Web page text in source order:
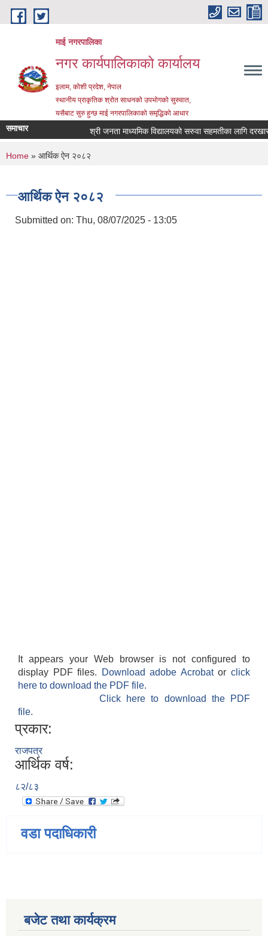
Skip to main content
माई नगरपालिका
नगर कार्यपालिकाको कार्यालय
इलाम, कोशी प्रदेश, नेपाल
स्थानीय प्राकृतिक श्रोत साधनको उपभोगको सुरुवात,
यसैबाट सुरु हुन्छ माई नगरपालिकाको समृद्धिको आधार
समाचार श्री जनता माध्यमिक विद्यालयको सरुवा सहमतीका लागि दरखास्त
You are here
Home » आर्थिक ऐन २०८२
आर्थिक ऐन २०८२
Submitted on: Thu, 08/07/2025 - 13:05
It appears your Web browser is not configured to
display PDF files.
Download adobe Acrobatorclick
here to download the PDF file.
Click here to download the PDF
file.
प्रकार:
राजपत्र
आर्थिक वर्ष:
८२/८३
वडा पदाधिकारी
बजेट तथा कार्यक्रम